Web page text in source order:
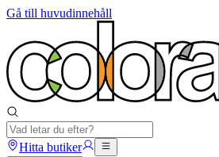
Gå till huvudinnehåll
Hitta butiker